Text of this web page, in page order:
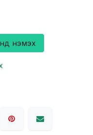
нэмэх